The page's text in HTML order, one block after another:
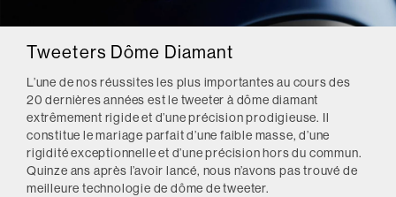
Tweeters Dôme Diamant
L’une de nos réussites les plus importantes au cours des
20 dernières années est le tweeter à dôme diamant
extrêmement rigide et d’une précision prodigieuse. Il
constitue le mariage parfait d’une faible masse, d’une
rigidité exceptionnelle et d’une précision hors du commun.
Quinze ans après l’avoir lancé, nous n’avons pas trouvé de
meilleure technologie de dôme de tweeter.